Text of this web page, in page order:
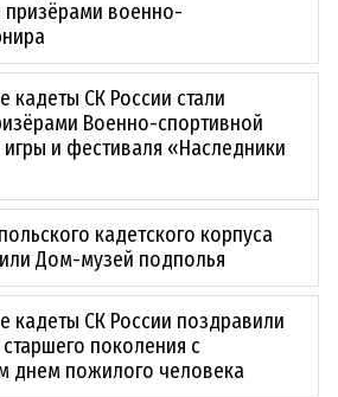
призёрами военно-
кадеты СК России стали
Военно-спортивной
игры и фестиваля «Наследники
кадетского корпуса
Дом-музей подполья
кадеты СК России поздравили
поколения с
днем пожилого человека